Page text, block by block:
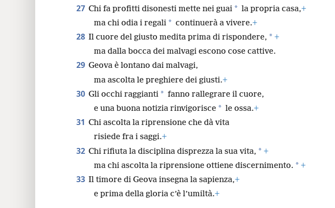
27 Chi fa profitti disonesti mette nei guai * la propria casa,+
ma chi odia i regali * continuerà a vivere.+
28 Il cuore del giusto medita prima di rispondere, * +
ma dalla bocca dei malvagi escono cose cattive.
29 Geova è lontano dai malvagi,
ma ascolta le preghiere dei giusti.+
30 Gli occhi raggianti * fanno rallegrare il cuore,
e una buona notizia rinvigorisce * le ossa.+
31 Chi ascolta la riprensione che dà vita
risiede fra i saggi.+
32 Chi rifiuta la disciplina disprezza la sua vita, * +
ma chi ascolta la riprensione ottiene discernimento. * +
33 Il timore di Geova insegna la sapienza,+
e prima della gloria c’è l’umiltà.+